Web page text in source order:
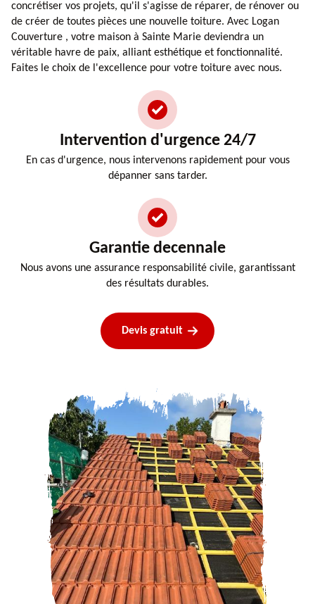
concrétiser vos projets, qu'il s'agisse de réparer, de rénover ou
de créer de toutes pièces une nouvelle toiture. Avec Logan
Couverture , votre maison à Sainte Marie deviendra un
véritable havre de paix, alliant esthétique et fonctionnalité.
Faites le choix de l'excellence pour votre toiture avec nous.
Intervention d'urgence 24/7
En cas d'urgence, nous intervenons rapidement pour vous
dépanner sans tarder.
Garantie decennale
Nous avons une assurance responsabilité civile, garantissant
des résultats durables.
Devis gratuit